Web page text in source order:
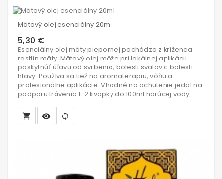
do
košíka
Mätový olej esenciálny 20ml
5,30 €
Esenciálny olej mäty piepornej pochádza z kríženca
rastlín mäty. Mätový olej môže pri lokálnej aplikácii
poskytnúť úľavu od svrbenia, bolesti svalov a bolesti
hlavy. Používa sa tiež na aromaterapiu, vôňu a
profesionálne aplikácie. Vhodné na ochutenie jedál na
podporu trávenia 1-2 kvapky do 100ml horúcej vody.
local_grocery_store visibility sync